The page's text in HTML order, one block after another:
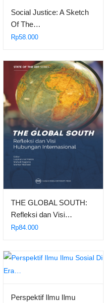
Social Justice: A Sketch
Of The…
Rp58.000
THE GLOBAL SOUTH:
Refleksi dan Visi…
Rp84.000
Perspektif Ilmu Ilmu